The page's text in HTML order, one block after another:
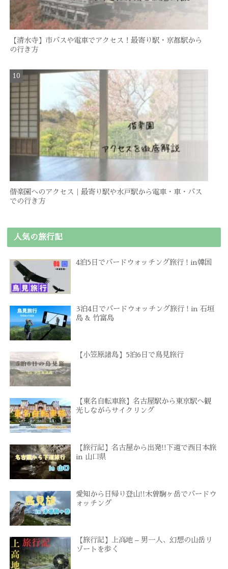
【清水寺】市バスや電車でアクセス！最寄り駅・京都駅から
の行き方
偕楽園へのアクセス｜最寄り駅や水戸駅から電車・車・バス
での行き方
人気の旅行記
4泊5日でバードウォッチング旅行 ! in韓国
3泊4日でバードウォッチング旅行 ! in 石垣
島 & 竹富島
【小笠原諸島】5泊6日で鳥見旅行
【東名自転車旅】名古屋駅から東京駅へ観
光しながらサイクリング
【旅行記】名古屋から出発!!下道で西日本旅
in 山口県
愛知から日帰り登山!!木曽駒ヶ岳でバードウ
ォッチング
【旅行記】上高地 – 男一人、幻想の山岳リ
ゾートを歩く